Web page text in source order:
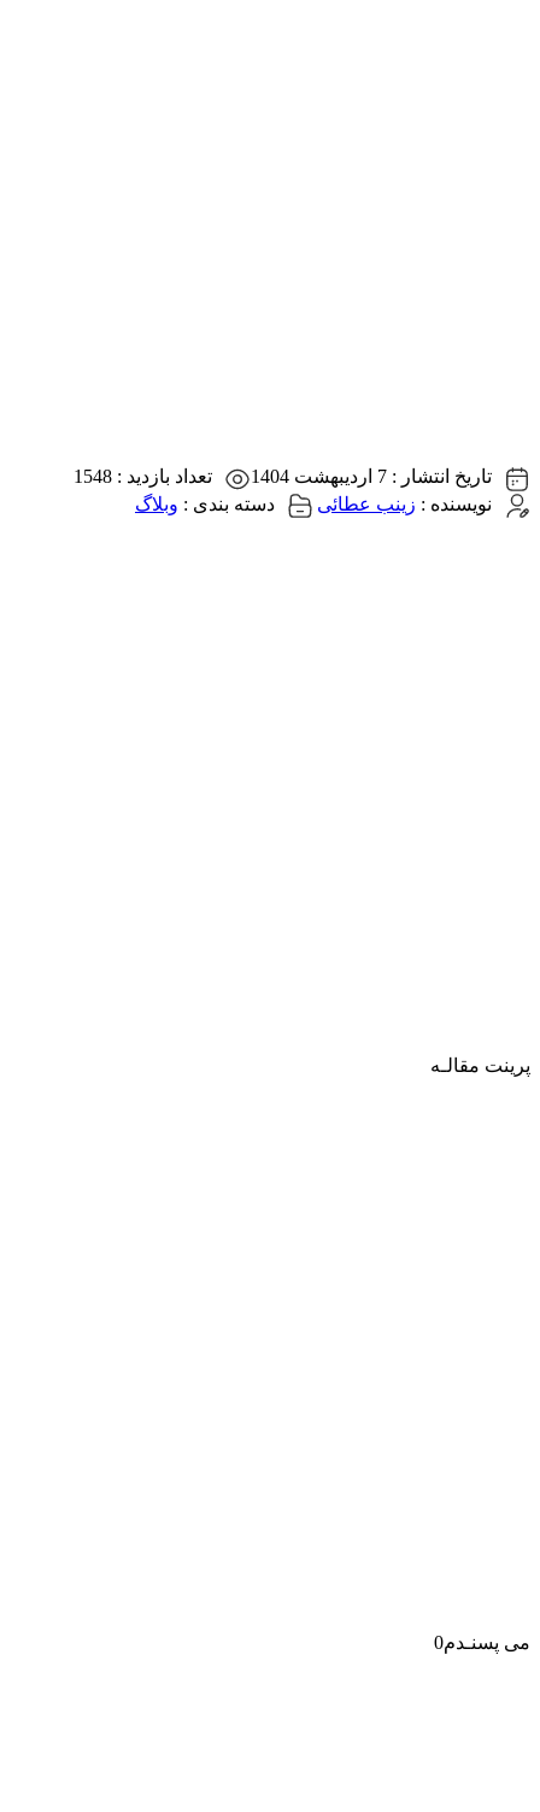
تاریخ انتشار : 7 اردیبهشت 1404 تعداد بازدید : 1548
نویسنده : زینب عطائی دسته بندی : وبلاگ
پرینت مقالـه
می پسنـدم0